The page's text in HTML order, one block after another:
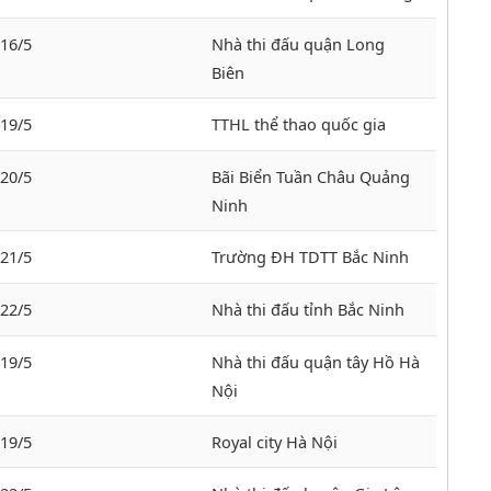
5
Nhà thi đấu quận Long
Biên
5 TTHL thể thao quốc gia
5
Bãi Biển Tuần Châu Quảng
Ninh
5 Trường ĐH TDTT Bắc Ninh
5 Nhà thi đấu tỉnh Bắc Ninh
5
Nhà thi đấu quận tây Hồ Hà
Nội
5 Royal city Hà Nội